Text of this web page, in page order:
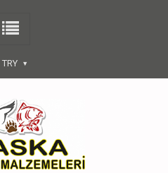
TRY